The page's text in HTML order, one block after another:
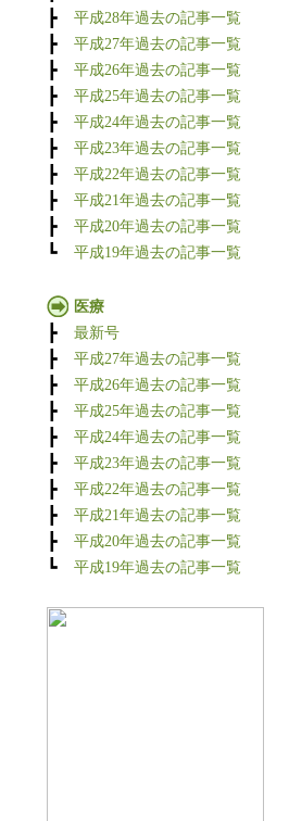
┣ 平成28年過去の記事一覧
┣ 平成27年過去の記事一覧
┣ 平成26年過去の記事一覧
┣ 平成25年過去の記事一覧
┣ 平成24年過去の記事一覧
┣ 平成23年過去の記事一覧
┣ 平成22年過去の記事一覧
┣ 平成21年過去の記事一覧
┣ 平成20年過去の記事一覧
┗ 平成19年過去の記事一覧
医療
┣ 最新号
┣ 平成27年過去の記事一覧
┣ 平成26年過去の記事一覧
┣ 平成25年過去の記事一覧
┣ 平成24年過去の記事一覧
┣ 平成23年過去の記事一覧
┣ 平成22年過去の記事一覧
┣ 平成21年過去の記事一覧
┣ 平成20年過去の記事一覧
┗ 平成19年過去の記事一覧